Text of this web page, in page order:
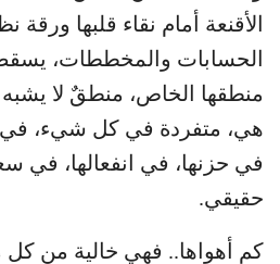
الأقنعة أمام نقاء قلبها
الحسابات والمخططات،
منطقها الخاص، منطقٌ لا
هي، متفردة في كل شيء، في
في حزنها، في انفعالها، في
حقيقي.
كم أهواها.. فهي خالية من كل